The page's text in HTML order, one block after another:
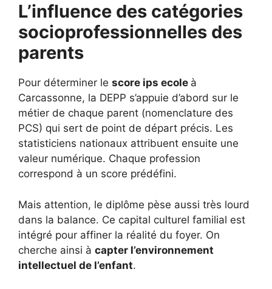
L’influence des catégories
socioprofessionnelles des
parents
Pour déterminer le score ips ecole à
Carcassonne, la DEPP s’appuie d’abord sur le
métier de chaque parent (nomenclature des
PCS) qui sert de point de départ précis. Les
statisticiens nationaux attribuent ensuite une
valeur numérique. Chaque profession
correspond à un score prédéfini.
Mais attention, le diplôme pèse aussi très lourd
dans la balance. Ce capital culturel familial est
intégré pour affiner la réalité du foyer. On
cherche ainsi à capter l’environnement
intellectuel de l’enfant.